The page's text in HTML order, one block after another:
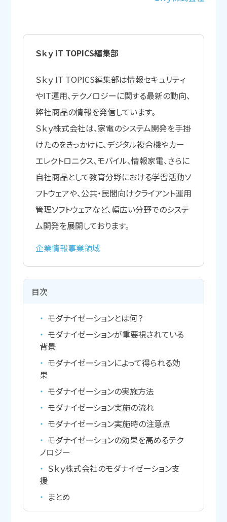
Ｓｋｙ IT TOPICS編集部
Ｓｋｙ IT TOPICS編集部は情報セキュリティ
やIT運用、テクノロジーに関する最新の動向、
弊社商品の情報を発信しています。
Ｓｋｙ株式会社は、家電のシステム開発を手掛
けたのをきっかけに、デジタル複合機やカー
エレクトロニクス、モバイル、情報家電、さらに
自社商品として教育分野における学習活動ソ
フトウェアや、公共・民間向けクライアント運用
管理ソフトウェアなど、幅広い分野でのシステ
ム開発を展開しております。
企業情報事業領域
目次
モダナイゼーションとは何？
モダナイゼーションが重要視されている
背景
モダナイゼーションによって得られる効
果
モダナイゼーションの実施方法
モダナイゼーション実施の流れ
モダナイゼーション実施時の注意点
モダナイゼーションの効果を高めるテク
ノロジー
Ｓｋｙ株式会社のモダナイゼーション支
援
まとめ